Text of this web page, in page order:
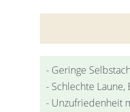
- Geringe
- Schlechte Laune,
- Unzufriedenheit